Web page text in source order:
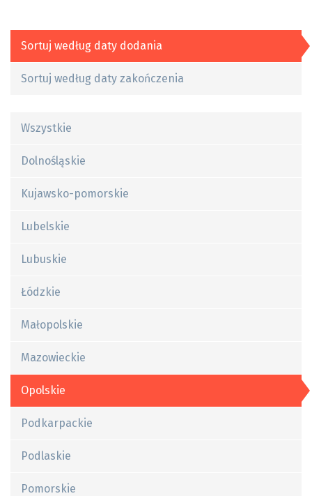
Sortuj według daty dodania
Sortuj według daty zakończenia
Wszystkie
Dolnośląskie
Kujawsko-pomorskie
Lubelskie
Lubuskie
Łódzkie
Małopolskie
Mazowieckie
Opolskie
Podkarpackie
Podlaskie
Pomorskie